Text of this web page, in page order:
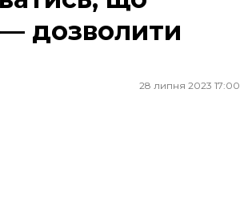
— дозволити
28 липня 2023 17:00